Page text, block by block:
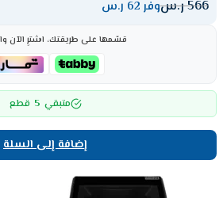
566ر.سوفر 62 ر.س
قسّمها على طريقتك، اشترِ الآن
متبقي 5 قطع
إضافة إلى السلة